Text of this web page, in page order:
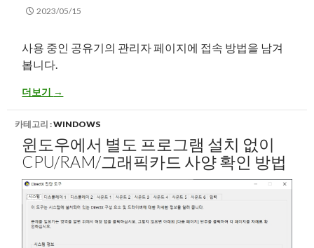
2023/05/15
사용 중인 공유기의 관리자 페이지에 접속 방법을 남겨
봅니다.
공유기 관리자 페이지 찾아 접속하기
더보기 →
카테고리 :WINDOWS
윈도우에서 별도 프로그램 설치 없이
CPU/RAM/그래픽카드 사양 확인 방법